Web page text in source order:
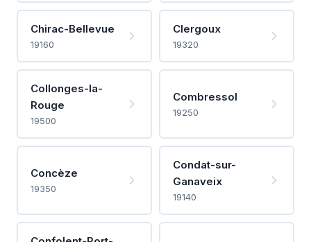
Chirac-Bellevue
19160
Clergoux
19320
Collonges-la-
Rouge
19500
Combressol
19250
Concèze
19350
Condat-sur-
Ganaveix
19140